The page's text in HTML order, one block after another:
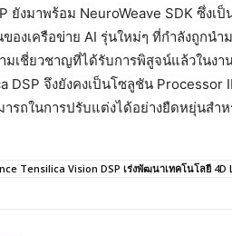
ยังมาพร้อม NeuroWeave SDK ซึ่งเ
องเครือข่าย AI รุ่นใหม่ๆ ที่กำลังถูกน
เชี่ยวชาญที่ได้รับการพิสูจน์แล้วในงา
DSP จึงยังคงเป็นโซลูชัน
ารถในการปรับแต่งได้อย่างยืดหยุ่นสำ
Tensilica Vision DSP เร่งพัฒนาเทคโนโลยี